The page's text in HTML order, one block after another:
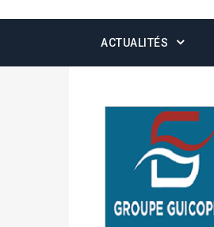
minuit
Actualités
formation
Politique
des votes)
ACTUALITÉS